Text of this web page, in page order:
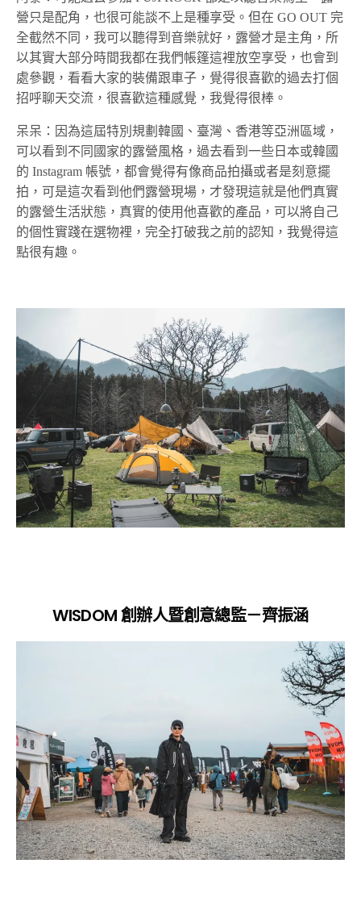
營只是配角，也很可能談不上是種享受。但在 GO OUT 完
全截然不同，我可以聽得到音樂就好，露營才是主角，所
以其實大部分時間我都在我們帳篷這裡放空享受，也會到
處參觀，看看大家的裝備跟車子，覺得很喜歡的過去打個
招呼聊天交流，很喜歡這種感覺，我覺得很棒。
呆呆：因為這屆特別規劃韓國、臺灣、香港等亞洲區域，
可以看到不同國家的露營風格，過去看到一些日本或韓國
的 Instagram 帳號，都會覺得有像商品拍攝或者是刻意擺
拍，可是這次看到他們露營現場，才發現這就是他們真實
的露營生活狀態，真實的使用他喜歡的產品，可以將自己
的個性實踐在選物裡，完全打破我之前的認知，我覺得這
點很有趣。
WISDOM創辦人暨創意總監－齊振涵